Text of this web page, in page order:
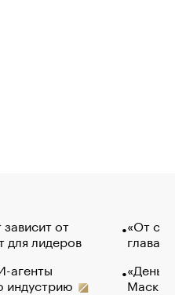
от
для лидеров
агенты
индустрию
«От
глава
Маск в